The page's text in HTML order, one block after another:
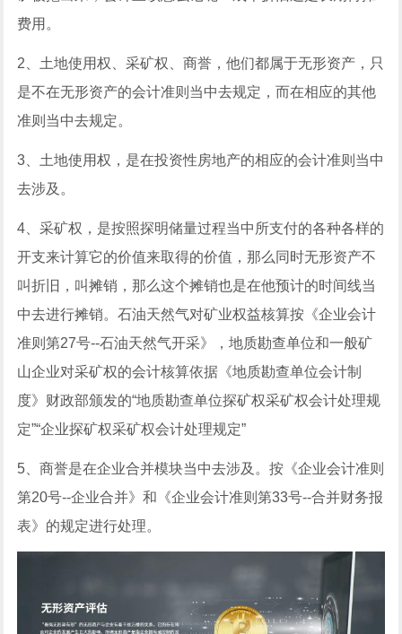
费用。
2、土地使用权、采矿权、商誉，他们都属于无形资产，只
是不在无形资产的会计准则当中去规定，而在相应的其他
准则当中去规定。
3、土地使用权，是在投资性房地产的相应的会计准则当中
去涉及。
4、采矿权，是按照探明储量过程当中所支付的各种各样的
开支来计算它的价值来取得的价值，那么同时无形资产不
叫折旧，叫摊销，那么这个摊销也是在他预计的时间线当
中去进行摊销。石油天然气对矿业权益核算按《企业会计
准则第27号--石油天然气开采》，地质勘查单位和一般矿
山企业对采矿权的会计核算依据《地质勘查单位会计制
度》财政部颁发的“地质勘查单位探矿权采矿权会计处理规
定”“企业探矿权采矿权会计处理规定”
5、商誉是在企业合并模块当中去涉及。按《企业会计准则
第20号--企业合并》和《企业会计准则第33号--合并财务报
表》的规定进行处理。